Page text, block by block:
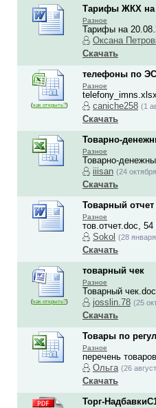
Тарифы ЖКХ на
Разное
Тарифы на
Оксана
Скачать
(как открыть?)
телефоны по
Разное
caniche258 (1
Скачать
Товарно-
Разное
Товарно-
iiisan (24
Скачать
Товарный отчет
Разное
тов.отчет.doc,
Sokol (28
Скачать
(как открыть?)
товарный чек
Разное
Товарный
josslin.78 (25
Скачать
Товары по
Разное
перечень
Ольга (26
Скачать
Торг-